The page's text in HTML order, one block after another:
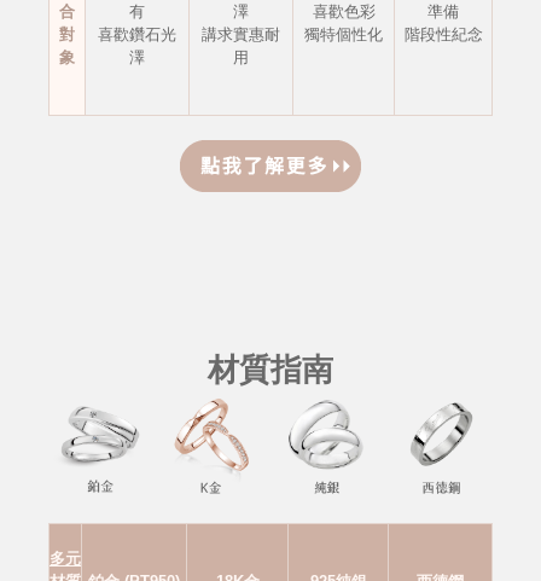
合
對
象
有
喜歡鑽石光
澤
澤
講求實惠耐
用
喜歡色彩
獨特個性化
準備
階段性紀念
材質指南
多元